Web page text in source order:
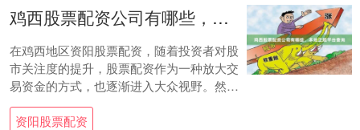
鸡西股票配资公司有哪些，本地正规平台查询
在鸡西地区资阳股票配资，随着投资者对股
市关注度的提升，股票配资作为一种放大交
易资金的方式，也逐渐进入大众视野。然
而，面对市场上众多的配资公司，许多投资
者最关心的....
资阳股票配资